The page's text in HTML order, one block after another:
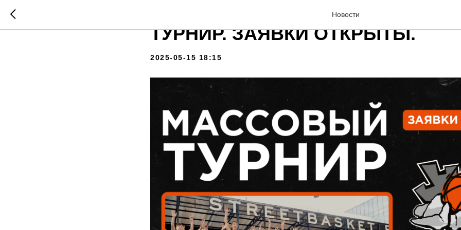
Новости
MOSCOW OPEN 2025.
ТУРНИР. ЗАЯВКИ ОТКРЫТЫ.
2025-05-15 18:15